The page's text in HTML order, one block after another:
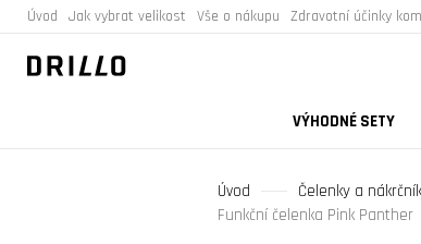
Úvod Jak vybrat velikost Vše o nákupu Zdravotní účinky
VÝHODNÉ SETY
Úvod
Čelenky a
Funkční čelenka Pink Panther